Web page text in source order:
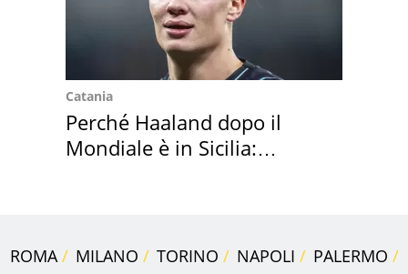
Catania
Perché Haaland dopo il
Mondiale è in Sicilia:
ROMA MILANO TORINO NAPOLI
PALERMO